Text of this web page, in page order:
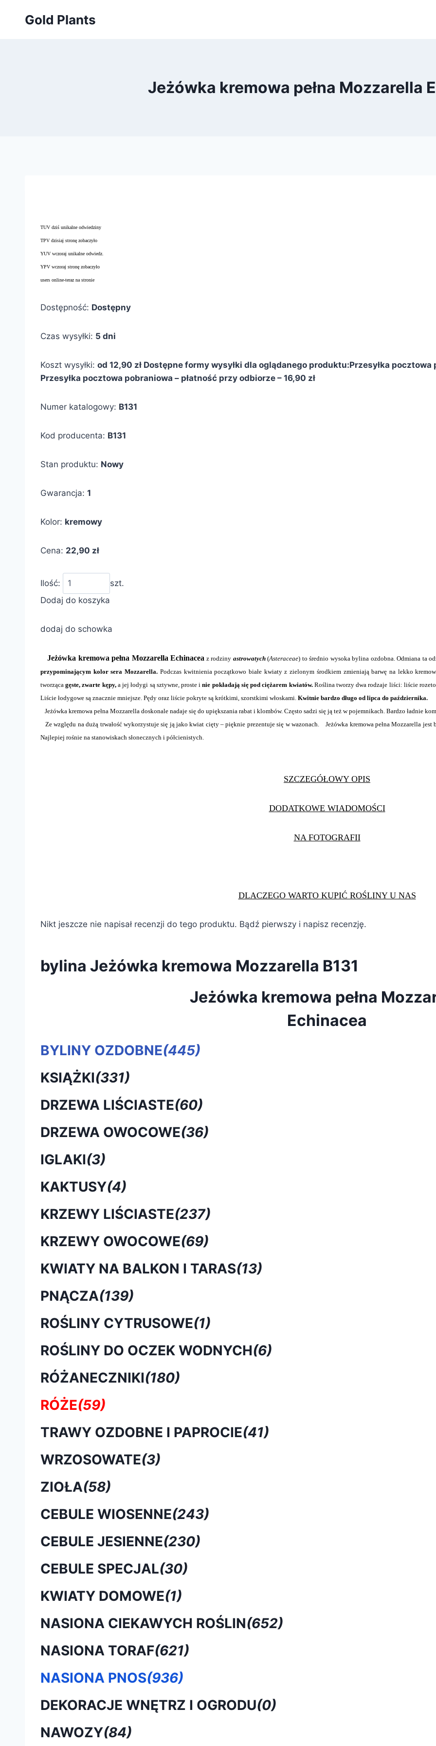
Gold Plants
Jeżówka kremowa pełna Mozzarella
TUV dziś unikalne odwiedziny
TPV dzisiaj stronę zobaczyło
YUV wczoraj unikalne odwiedz.
YPV wczoraj stronę zobaczyło
users online-teraz na stronie
Dostępność: Dostępny
Czas wysyłki: 5 dni
Koszt wysyłki: od 12,90 zł Dostępne formy wysyłki dla oglądanego produktu:Przesyłka pocztowa
Przesyłka pocztowa pobraniowa – płatność przy odbiorze – 16,90 zł
Numer katalogowy: B131
Kod producenta: B131
Stan produktu: Nowy
Gwarancja: 1
Kolor: kremowy
Cena: 22,90 zł
Ilość:
szt.
Dodaj do koszyka
dodaj do schowka
Jeżówka kremowa pełna Mozzarella Echinacea z rodziny astrowatych(Asteraceae) to średnio wysoka bylina ozdobna. Odmiana ta
przypominającym kolor sera Mozzarella. Podczas kwitnienia początkowo białe kwiaty z zielonym środkiem zmieniają barwę na lekko
tworząca gęste, zwarte kępy, a jej łodygi są sztywne, proste inie pokładają się pod ciężarem kwiatów.Roślina tworzy dwa rodzaje liści: liście
Liście łodygowe są znacznie mniejsze. Pędy oraz liście pokryte są krótkimi, szorstkimi włoskami. Kwitnie bardzo długo od lipca do października.
Jeżówka kremowa pełna Mozzarella doskonale nadaje się do upiększania rabat i klombów. Często sadzi się ją też w pojemnikach. Bardzo ładnie
Ze względu na dużą trwałość wykorzystuje się ją jako kwiat cięty – pięknie prezentuje się w wazonach. Jeżówka kremowa pełna Mozzarella jest
Najlepiej rośnie na stanowiskach słonecznych i półcienistych.
SZCZEGÓŁOWY OPIS
DODATKOWE WIADOMOŚCI
NA FOTOGRAFII
DLACZEGO WARTO KUPIĆ ROŚLINY U NAS
Nikt jeszcze nie napisał recenzji do tego produktu. Bądź pierwszy i napisz recenzję.
bylina Jeżówka kremowa Mozzarella B131
Jeżówka kremowa pełna
Echinacea
BYLINY OZDOBNE(445)
KSIĄŻKI(331)
DRZEWA LIŚCIASTE(60)
DRZEWA OWOCOWE(36)
IGLAKI(3)
KAKTUSY(4)
KRZEWY LIŚCIASTE(237)
KRZEWY OWOCOWE(69)
KWIATY NA BALKON I TARAS(13)
PNĄCZA(139)
ROŚLINY CYTRUSOWE(1)
ROŚLINY DO OCZEK WODNYCH(6)
RÓŻANECZNIKI(180)
RÓŻE(59)
TRAWY OZDOBNE I PAPROCIE(41)
WRZOSOWATE(3)
ZIOŁA(58)
CEBULE WIOSENNE(243)
CEBULE JESIENNE(230)
CEBULE SPECJAL(30)
KWIATY DOMOWE(1)
NASIONA CIEKAWYCH ROŚLIN(652)
NASIONA TORAF(621)
NASIONA PNOS(936)
DEKORACJE WNĘTRZ I OGRODU(0)
NAWOZY(84)